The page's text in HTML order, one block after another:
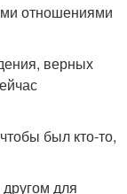
отношениями
верных
был кто-то,
для